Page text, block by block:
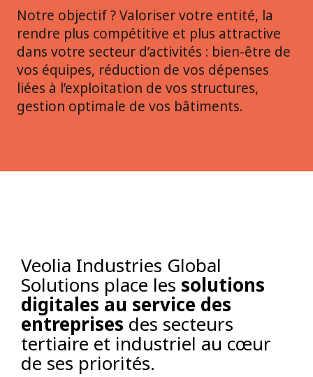
Notre objectif ? Valoriser votre entité, la
rendre plus compétitive et plus attractive
dans votre secteur d’activités : bien-être de
vos équipes, réduction de vos dépenses
liées à l’exploitation de vos structures,
gestion optimale de vos bâtiments.
Veolia Industries Global
Solutions place les solutions
digitales au service des
entreprises des secteurs
tertiaire et industriel au cœur
de ses priorités.